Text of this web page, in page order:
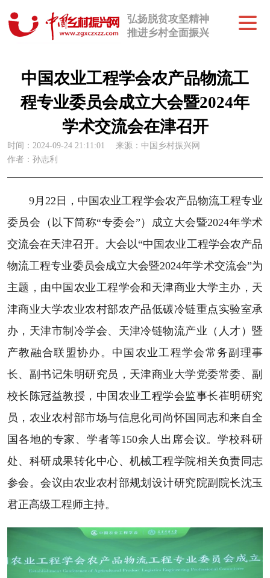
弘扬脱贫攻坚精神
推进乡村全面振兴
中国农业工程学会农产品物流工
程专业委员会成立大会暨2024年
学术交流会在津召开
时间：2024-09-24 21:11:01
来源：中国乡村振兴网
作者：孙志利
9月22日，中国农业工程学会农产品物流工程专业
委员会（以下简称“专委会”）成立大会暨2024年学术
交流会在天津召开。大会以“中国农业工程学会农产品
物流工程专业委员会成立大会暨2024年学术交流会”为
主题，由中国农业工程学会和天津商业大学主办，天
津商业大学农业农村部农产品低碳冷链重点实验室承
办，天津市制冷学会、天津冷链物流产业（人才）暨
产教融合联盟协办。中国农业工程学会常务副理事
长、副书记朱明研究员，天津商业大学党委常委、副
校长陈冠益教授，中国农业工程学会监事长崔明研究
员，农业农村部市场与信息化司尚怀国同志和来自全
国各地的专家、学者等150余人出席会议。学校科研
处、科研成果转化中心、机械工程学院相关负责同志
参会。会议由农业农村部规划设计研究院副院长沈玉
君正高级工程师主持。